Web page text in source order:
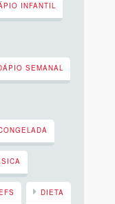
INFANTIL
SEMANAL
DIETA